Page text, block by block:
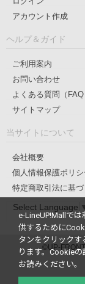
アカウント作成
ヘルプ＆ガイド
ご利用案内
お問い合わせ
よくある質問（FAQ
サイトマップ
当サイトについて
会社概要
個人情報保護ポリシ
特定商取引法に基
Select Language
©UP-
e-LineUP!Mallで
供するために
タンをクリックす
ります。Cookieの
お読みください。